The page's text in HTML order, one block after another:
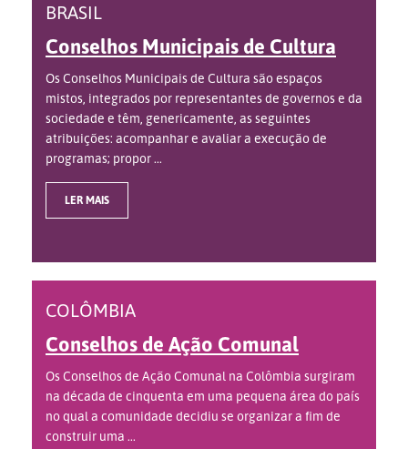
BRASIL
Conselhos Municipais de Cultura
Os Conselhos Municipais de Cultura são espaços
mistos, integrados por representantes de governos e da
sociedade e têm, genericamente, as seguintes
atribuições: acompanhar e avaliar a execução de
programas; propor ...
LER MAIS
COLÔMBIA
Conselhos de Ação Comunal
Os Conselhos de Ação Comunal na Colômbia surgiram
na década de cinquenta em uma pequena área do país
no qual a comunidade decidiu se organizar a fim de
construir uma ...